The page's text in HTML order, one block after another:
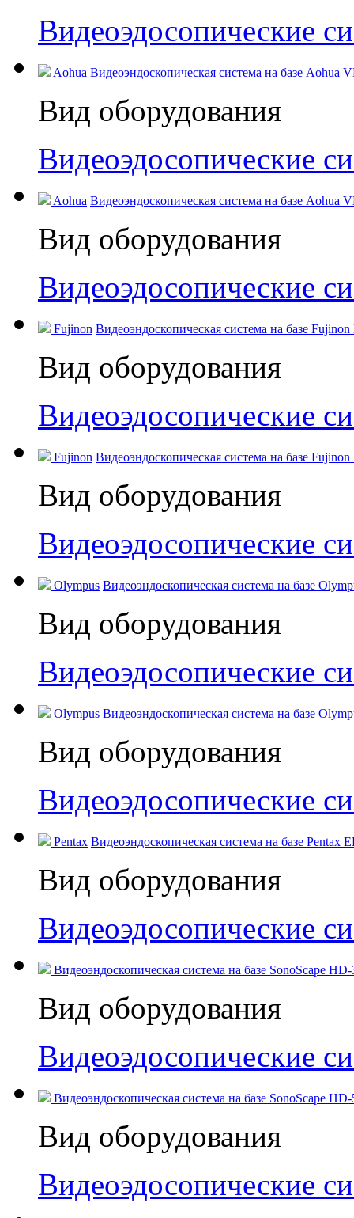
Видеоэдосопические
Aohua Видеоэндоскопическая система на базе Aohua
Вид оборудования
Видеоэдосопические
Aohua Видеоэндоскопическая система на базе Aohua
Вид оборудования
Видеоэдосопические
Fujinon Видеоэндоскопическая система на базе
Вид оборудования
Видеоэдосопические
Fujinon Видеоэндоскопическая система на базе
Вид оборудования
Видеоэдосопические
Olympus Видеоэндоскопическая система на базе
Вид оборудования
Видеоэдосопические
Olympus Видеоэндоскопическая система на базе
Вид оборудования
Видеоэдосопические
Pentax Видеоэндоскопическая система на базе Pentax
Вид оборудования
Видеоэдосопические
Видеоэндоскопическая система на базе SonoScape
Вид оборудования
Видеоэдосопические
Видеоэндоскопическая система на базе SonoScape
Вид оборудования
Видеоэдосопические